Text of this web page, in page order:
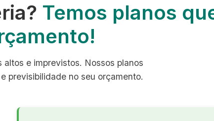
Temos planos
e imprevistos. Nossos planos
previsibilidade no seu orçamento.